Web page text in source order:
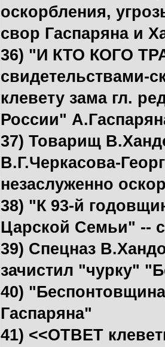
оскорбления,
свор Гаспаряна и
36) "И КТО КОГО
свидетельствами-
клевету зама гл.
России"
37) Товарищ
В.Г.Черкасова-
незаслуженно
38) "К 93-й
Царской Семьи" --
39) Спецназ
зачистил "чурку"
40)
Гаспаряна"
41) <<ОТВЕТ